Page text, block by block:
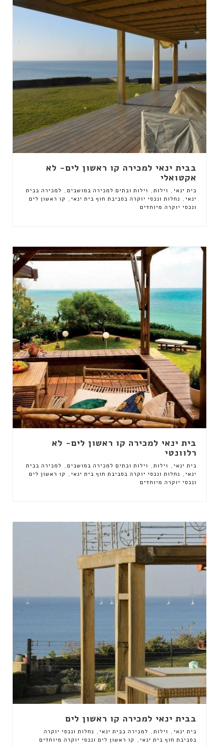
בבית ינאי למכירה קו ראשון לים- לא
אקטואלי
בית ינאי , וילות , וילות ובתים למכירה במושבים , למכירה בבית
ינאי , נחלות ונכסי יוקרה בסביבת חוף בית ינאי , קו ראשון לים
ונכסי יוקרה מיוחדים
בית ינאי למכירה קו ראשון לים- לא
רלוונטי
בית ינאי , וילות , וילות ובתים למכירה במושבים , למכירה בבית
ינאי , נחלות ונכסי יוקרה בסביבת חוף בית ינאי , קו ראשון לים
ונכסי יוקרה מיוחדים
בבית ינאי למכירה קו ראשון לים
בית ינאי , וילות , למכירה בבית ינאי , נחלות ונכסי יוקרה
בסביבת חוף בית ינאי , קו ראשון לים ונכסי יוקרה מיוחדים